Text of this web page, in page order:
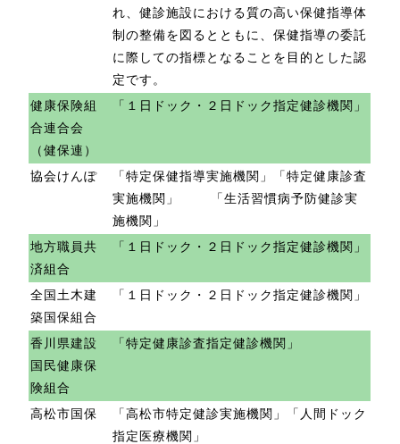
れ、健診施設における質の高い保健指導体
制の整備を図るとともに、保健指導の委託
に際しての指標となることを目的とした認
定です。
健康保険組
合連合会
（健保連）
「１日ドック・２日ドック指定健診機関」
協会けんぽ
「特定保健指導実施機関」「特定健康診査
実施機関」 「生活習慣病予防健診実
施機関」
地方職員共
済組合
「１日ドック・２日ドック指定健診機関」
全国土木建
築国保組合
「１日ドック・２日ドック指定健診機関」
香川県建設
国民健康保
険組合
「特定健康診査指定健診機関」
高松市国保
「高松市特定健診実施機関」「人間ドック
指定医療機関」